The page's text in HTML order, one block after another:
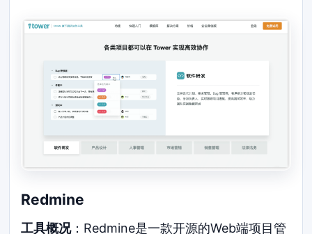
Redmine
工具概况：Redmine是一款开源的Web端项目管